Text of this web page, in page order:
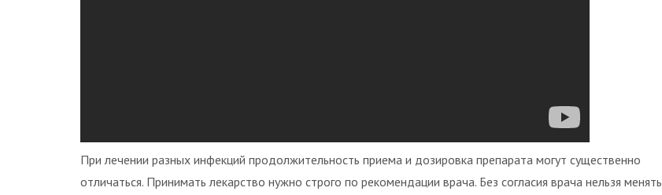
При лечении разных инфекций продолжительность приема и дозировка препарата могут существенно
отличаться. Принимать лекарство нужно строго по рекомендации врача. Без согласия врача нельзя менять